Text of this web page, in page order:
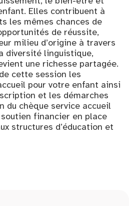
Elles contribuent à
les mêmes chances de
de réussite,
milieu d’origine à travers
diversité linguistique,
une richesse partagée.
cette session les
pour votre enfant ainsi
et les démarches
du chèque service accueil
financier en place
structures d’éducation et